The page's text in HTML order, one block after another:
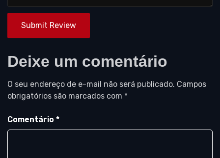
Submit Review
Deixe um comentário
O seu endereço de e-mail não será publicado. Campos
obrigatórios são marcados com *
Comentário *